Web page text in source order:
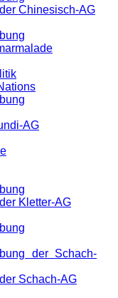
Chinesisch-AG
AG
Kletter-AG
der Schach-
Schach-AG